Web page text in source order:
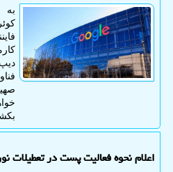
اعلام نحوه فعالیت پست در تعطیلات